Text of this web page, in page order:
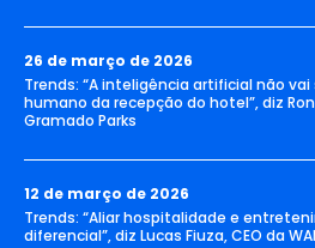
26 de março de 2026
Trends: “A inteligência artificial não
humano da recepção do hotel”, diz
Gramado Parks
12 de março de 2026
Trends: “Aliar hospitalidade e
diferencial”, diz Lucas Fiuza, CEO da